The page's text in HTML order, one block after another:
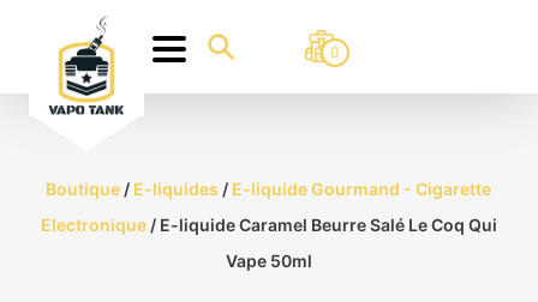
0
Boutique / E-liquides / E-liquide Gourmand - Cigarette
Electronique/ E-liquide Caramel Beurre Salé Le Coq Qui
Vape 50ml